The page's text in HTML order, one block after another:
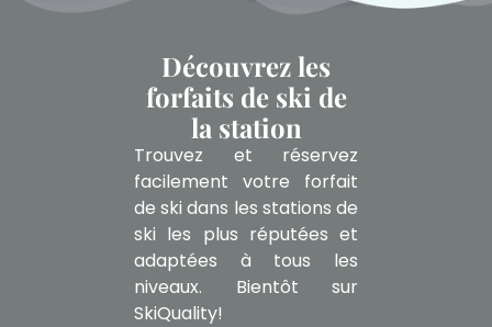
Découvrez les
forfaits de ski de
la station
Trouvez et réservez
facilement votre forfait
de ski dans les stations de
ski les plus réputées et
adaptées à tous les
niveaux. Bientôt sur
SkiQuality!